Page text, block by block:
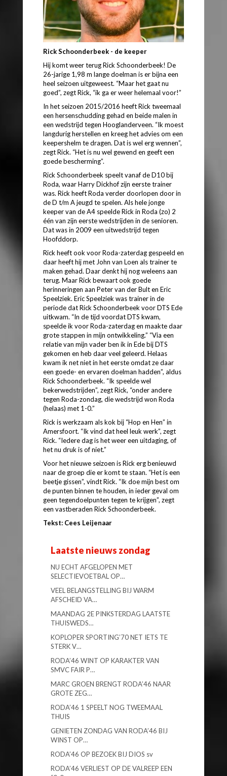
Rick Schoonderbeek - de keeper
Hij komt weer terug Rick Schoonderbeek! De
26-jarige 1,98 m lange doelman is er bijna een
heel seizoen uitgeweest. “Maar het gaat nu
goed”, zegt Rick, “ik ga er weer helemaal voor!”
In het seizoen 2015/2016 heeft Rick tweemaal
een hersenschudding gehad en beide malen in
een wedstrijd tegen Hooglanderveen. “Ik moest
langdurig herstellen en kreeg het advies om een
keepershelm te dragen. Dat is wel erg wennen”,
zegt Rick. “Het is nu wel gewend en geeft een
goede bescherming”.
Rick Schoonderbeek speelt vanaf de D10 bij
Roda, waar Harry Dickhof zijn eerste trainer
was. Rick heeft Roda verder doorlopen door in
de D t/m A jeugd te spelen. Als hele jonge
keeper van de A4 speelde Rick in Roda (zo) 2
één van zijn eerste wedstrijden in de senioren.
Dat was in 2009 een uitwedstrijd tegen
Hoofddorp.
Rick heeft ook voor Roda-zaterdag gespeeld en
daar heeft hij met John van Loen als trainer te
maken gehad. Daar denkt hij nog weleens aan
terug. Maar Rick bewaart ook goede
herinneringen aan Peter van der Bult en Eric
Speelziek. Eric Speelziek was trainer in de
periode dat Rick Schoonderbeek voor DTS Ede
uitkwam. “In de tijd voordat DTS kwam,
speelde ik voor Roda-zaterdag en maakte daar
grote stappen in mijn ontwikkeling.” “Via een
relatie van mijn vader ben ik in Ede bij DTS
gekomen en heb daar veel geleerd. Helaas
kwam ik net niet in het eerste omdat ze daar
een goede- en ervaren doelman hadden”, aldus
Rick Schoonderbeek. “Ik speelde wel
bekerwedstrijden”, zegt Rick, “onder andere
tegen Roda-zondag, die wedstrijd won Roda
(helaas) met 1-0.”
Rick is werkzaam als kok bij “Hop en Hen” in
Amersfoort. “Ik vind dat heel leuk werk”, zegt
Rick. “Iedere dag is het weer een uitdaging, of
het nu druk is of niet.”
Voor het nieuwe seizoen is Rick erg benieuwd
naar de groep die er komt te staan. “Het is een
beetje gissen”, vindt Rick. “Ik doe mijn best om
de punten binnen te houden, in ieder geval om
geen tegendoelpunten tegen te krijgen”, zegt
een vastberaden Rick Schoonderbeek.
Tekst: Cees Leijenaar
Laatste nieuws zondag
NU ECHT AFGELOPEN MET
SELECTIEVOETBAL OP…
VEEL BELANGSTELLING BIJ WARM
AFSCHEID VA…
MAANDAG 2E PINKSTERDAG LAATSTE
THUISWEDS…
KOPLOPER SPORTING’70 NET IETS TE
STERK V…
RODA’46 WINT OP KARAKTER VAN
SMVC FAIR P…
MARC GROEN BRENGT RODA’46 NAAR
GROTE ZEG…
RODA’46 1 SPEELT NOG TWEEMAAL
THUIS
GENIETEN ZONDAG VAN RODA’46 BIJ
WINST OP…
RODA’46 OP BEZOEK BIJ DIOS sv
RODA’46 VERLIEST OP DE VALREEP EEN